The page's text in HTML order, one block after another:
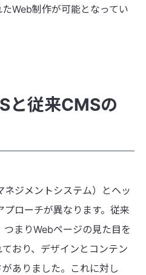
Web制作が可能となってい
と従来CMSの
ジメントシステム）とヘッ
プローチが異なります。従来
まりWebページの見た目を
おり、デザインとコンテン
ありました。これに対し